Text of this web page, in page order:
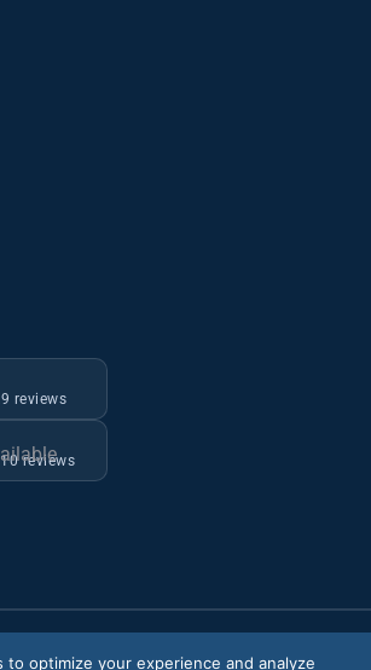
reviews
reviews
to optimize your experience and analyze